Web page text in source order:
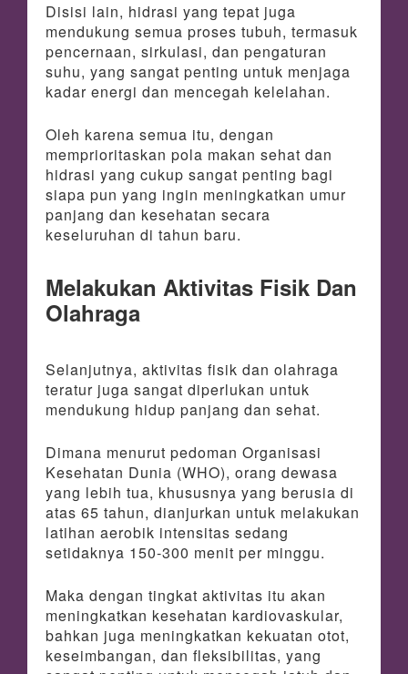
Disisi lain, hidrasi yang tepat juga
mendukung semua proses tubuh, termasuk
pencernaan, sirkulasi, dan pengaturan
suhu, yang sangat penting untuk menjaga
kadar energi dan mencegah kelelahan.
Oleh karena semua itu, dengan
memprioritaskan pola makan sehat dan
hidrasi yang cukup sangat penting bagi
siapa pun yang ingin meningkatkan umur
panjang dan kesehatan secara
keseluruhan di tahun baru.
Melakukan Aktivitas Fisik Dan
Olahraga
Selanjutnya, aktivitas fisik dan olahraga
teratur juga sangat diperlukan untuk
mendukung hidup panjang dan sehat.
Dimana menurut pedoman Organisasi
Kesehatan Dunia (WHO), orang dewasa
yang lebih tua, khususnya yang berusia di
atas 65 tahun, dianjurkan untuk melakukan
latihan aerobik intensitas sedang
setidaknya 150-300 menit per minggu.
Maka dengan tingkat aktivitas itu akan
meningkatkan kesehatan kardiovaskular,
bahkan juga meningkatkan kekuatan otot,
keseimbangan, dan fleksibilitas, yang